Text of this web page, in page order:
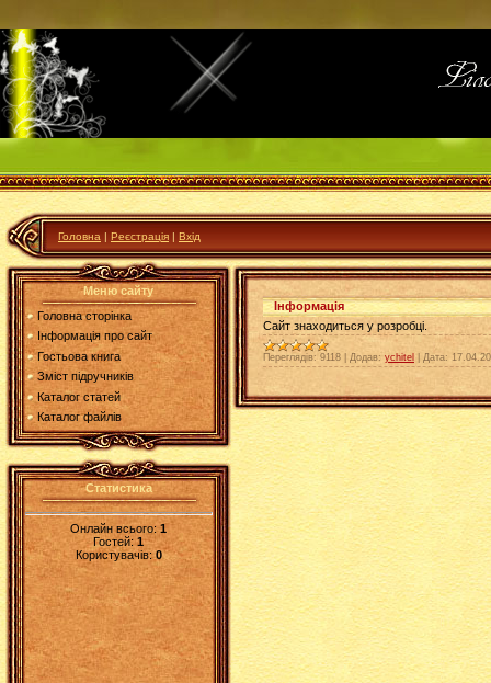
Головна | Реєстрація | Вхід
Меню сайту
Головна сторінка
Інформація про сайт
Гостьова книга
Зміст підручників
Каталог статей
Каталог файлів
Статистика
Онлайн всього:1
Гостей:1
Користувачів:0
Інформація
Сайт знаходиться у розробці.
Переглядів: 9118 Додав: ychitel Дата: